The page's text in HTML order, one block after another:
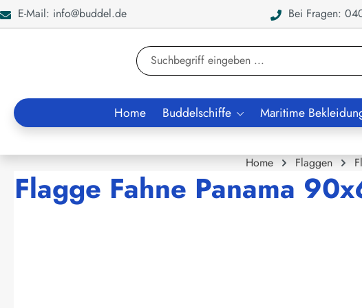
Zur Suche springen
E-Mail: info@buddel.de Bei Fragen:
Home Buddelschiffe Maritime
Home Flaggen
Flagge Fahne Panama